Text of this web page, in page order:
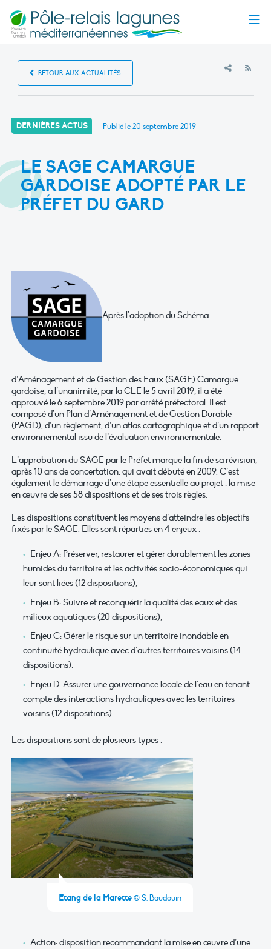
RETOUR AUX ACTUALITÉS
DERNIÈRES ACTUS Publié le20 septembre 2019
LE SAGE CAMARGUE
GARDOISE ADOPTÉ PAR LE
PRÉFET DU GARD
Après l’adoption du Schéma
d’Aménagement et de Gestion des Eaux (SAGE) Camargue
gardoise, à l’unanimité, par la CLE le 5 avril 2019, il a été
approuvé le 6 septembre 2019 par arrêté préfectoral. Il est
composé d’un Plan d’Aménagement et de Gestion Durable
(PAGD), d’un règlement, d’un atlas cartographique et d’un rapport
environnemental issu de l’évaluation environnementale.
L’approbation du SAGE par le Préfet marque la fin de sa révision,
après 10 ans de concertation, qui avait débuté en 2009. C’est
également le démarrage d’une étape essentielle au projet : la mise
en œuvre de ses 58 dispositions et de ses trois règles.
Les dispositions constituent les moyens d’atteindre les objectifs
fixés par le SAGE. Elles sont réparties en 4 enjeux :
Enjeu A: Préserver, restaurer et gérer durablement les zones
humides du territoire et les activités socio-économiques qui
leur sont liées (12 dispositions),
Enjeu B: Suivre et reconquérir la qualité des eaux et des
milieux aquatiques (20 dispositions),
Enjeu C: Gérer le risque sur un territoire inondable en
continuité hydraulique avec d’autres territoires voisins (14
dispositions),
Enjeu D: Assurer une gouvernance locale de l’eau en tenant
compte des interactions hydrauliques avec les territoires
voisins (12 dispositions).
Les dispositions sont de plusieurs types :
Etang de la Marette© S. Baudouin
Action: disposition recommandant la mise en œuvre d’une